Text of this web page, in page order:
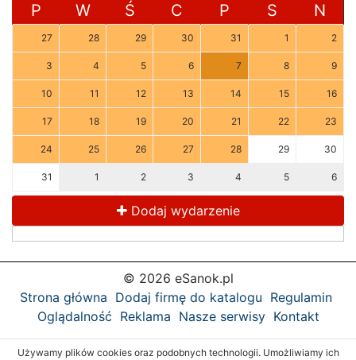
P W Ś C P S N
27 28 29 30 31 1 2
3 4 5 6 7 8 9
10 11 12 13 14 15 16
17 18 19 20 21 22 23
24 25 26 27 28 29 30
31 1 2 3 4 5 6
Dodaj wydarzenie
© 2026 eSanok.pl
Strona główna Dodaj firmę do katalogu Regulamin
Oglądalność Reklama Nasze serwisy Kontakt
Używamy plików cookies oraz podobnych technologii. Umożliwiamy ich